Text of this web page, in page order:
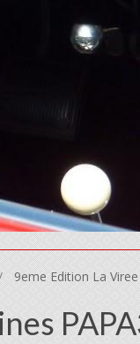
9eme Edition La